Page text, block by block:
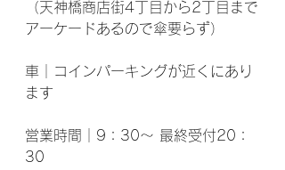
（天神橋商店街4丁目から2丁目まで
アーケードあるので傘要らず）
車｜コインパーキングが近くにあり
ます
営業時間｜9：30～ 最終受付20：
30